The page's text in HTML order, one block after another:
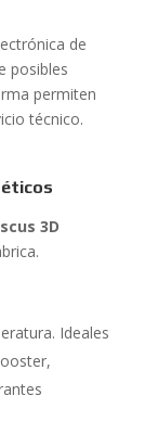
de
posibles
permiten
técnico.
3D
Ideales